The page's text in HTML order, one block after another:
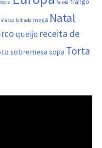
farofa
massa folhada maçã Natal
queijo receita de
sobremesa sopa Torta